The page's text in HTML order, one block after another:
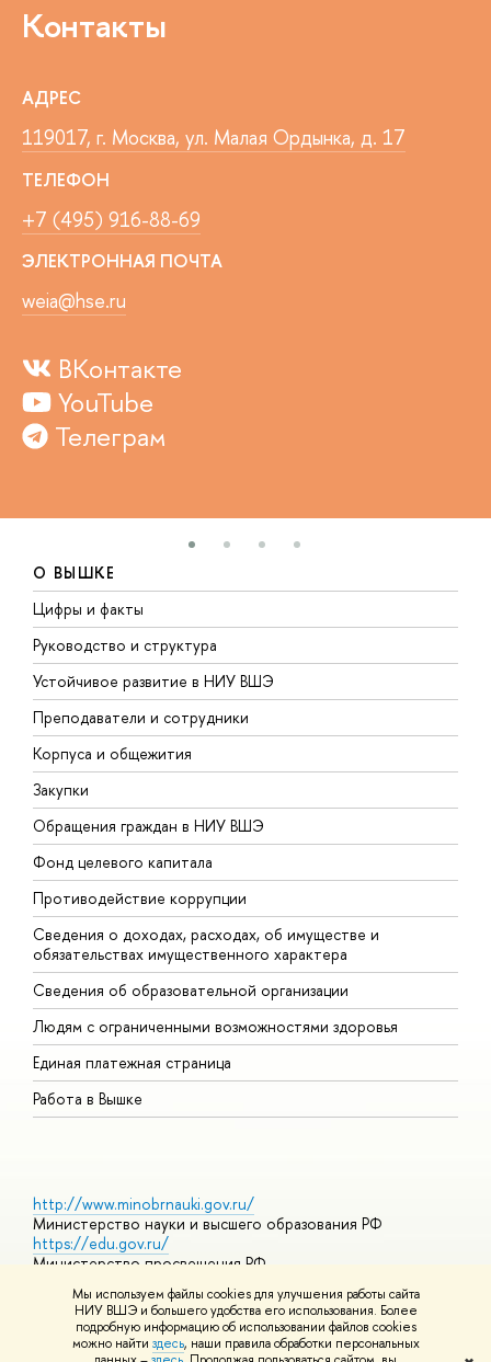
Мы используем файлы cookies для улучшения работы сайта
НИУ ВШЭ и большего удобства его использования. Более
подробную информацию об использовании файлов cookies
можно найти здесь, наши правила обработки персональных
Контакты
АДРЕС
119017, г. Москва, ул. Малая Ордынка, д. 17
ТЕЛЕФОН
+7 (495) 916-88-69
ЭЛЕКТРОННАЯ ПОЧТА
weia@hse.ru
ВКонтакте
YouTube
Телеграм
О ВЫШКЕ
Цифры и факты
Руководство и структура
Устойчивое развитие в НИУ ВШЭ
Преподаватели и сотрудники
Корпуса и общежития
Закупки
Обращения граждан в НИУ ВШЭ
Фонд целевого капитала
Противодействие коррупции
Сведения о доходах, расходах, об имуществе и
обязательствах имущественного характера
Сведения об образовательной организации
Людям с ограниченными возможностями здоровья
Единая платежная страница
Работа в Вышке
http://www.minobrnauki.gov.ru/
Министерство науки и высшего образования РФ
https://edu.gov.ru/
Министерство просвещения РФ
https://elearning.hse.ru/mooc
Массовые открытые онлайн-курсы